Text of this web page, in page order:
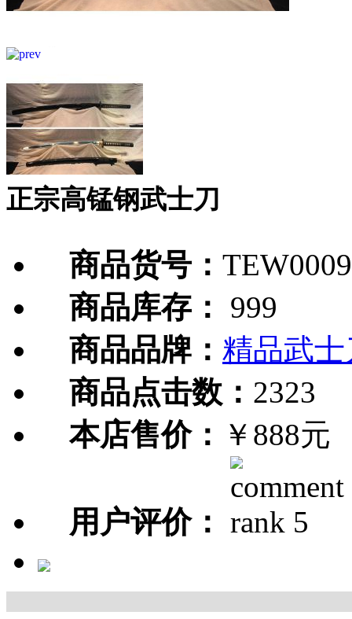
正宗高锰钢武士刀
商品货号：
商品库存：
999
商品品牌： 精品武士
商品点击数： 2323
本店售价： ￥888元
用户评价：